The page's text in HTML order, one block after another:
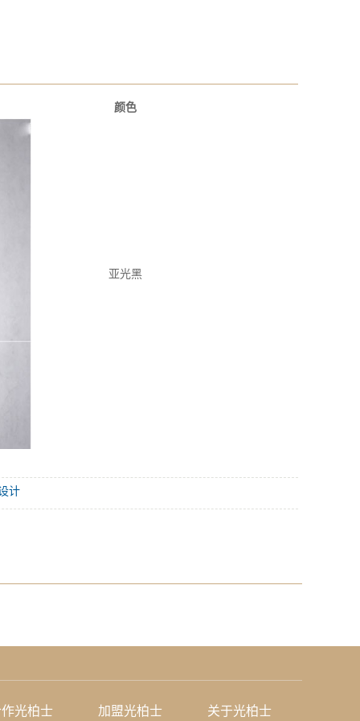
颜色
亚光黑
计
光柏士 加盟光柏士 关于光柏士